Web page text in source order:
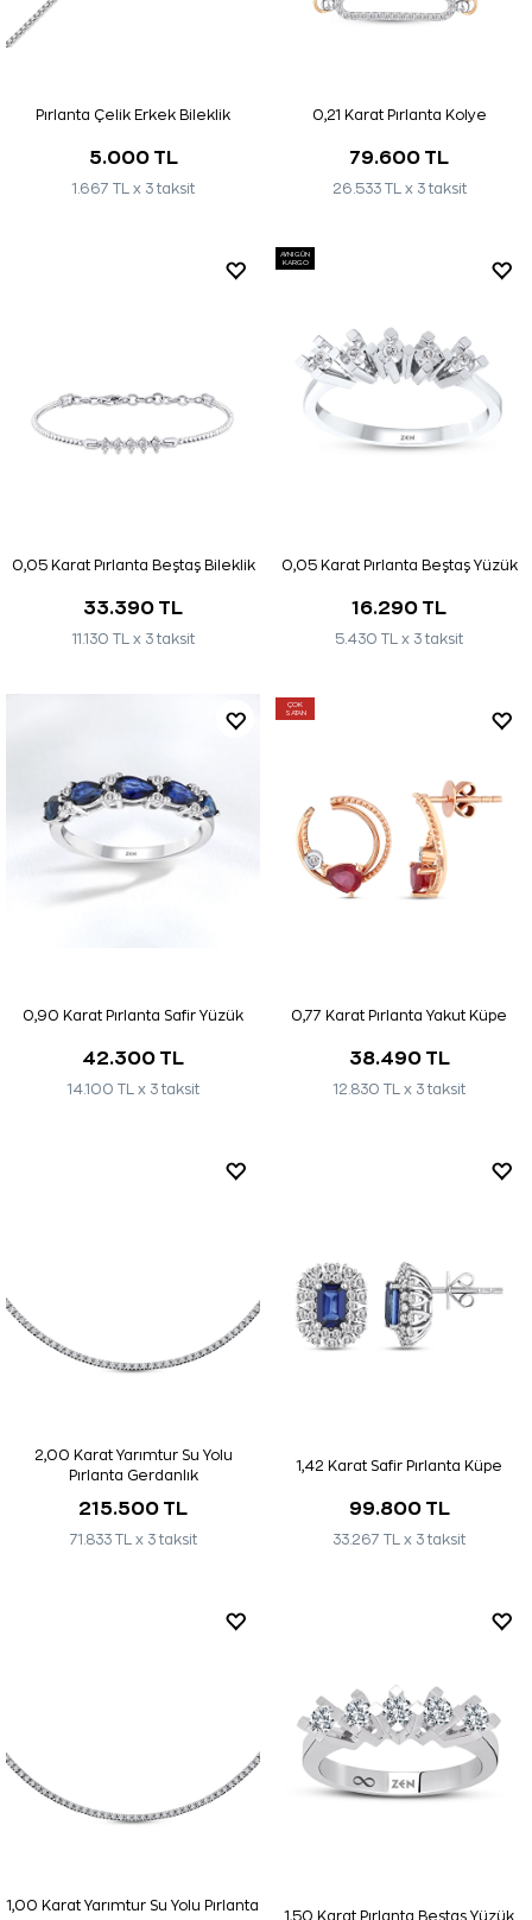
Pırlanta Çelik Erkek Bileklik
5.000 TL
1.667 TL x 3 taksit
0,21 Karat Pırlanta Kolye
79.600 TL
26.533 TL x 3 taksit
0,05 Karat Pırlanta Beştaş Bileklik
33.390 TL
11.130 TL x 3 taksit
AYNI GÜN
KARGO
0,05 Karat Pırlanta Beştaş Yüzük
16.290 TL
5.430 TL x 3 taksit
0,90 Karat Pırlanta Safir Yüzük
42.300 TL
14.100 TL x 3 taksit
ÇOK
SATAN
0,77 Karat Pırlanta Yakut Küpe
38.490 TL
12.830 TL x 3 taksit
2,00 Karat Yarımtur Su Yolu
Pırlanta Gerdanlık
215.500 TL
71.833 TL x 3 taksit
1,42 Karat Safir Pırlanta Küpe
99.800 TL
33.267 TL x 3 taksit
1,00 Karat Yarımtur Su Yolu Pırlanta
1,50 Karat Pırlanta Beştaş Yüzük